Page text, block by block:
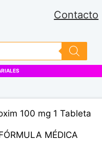
Contacto
100 mg 1 Tableta
MÉDICA